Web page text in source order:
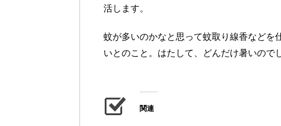
活します。
蚊が多いのかなと思って蚊取り線香などを
いとのこと。はたして、どんだけ暑いので
関連